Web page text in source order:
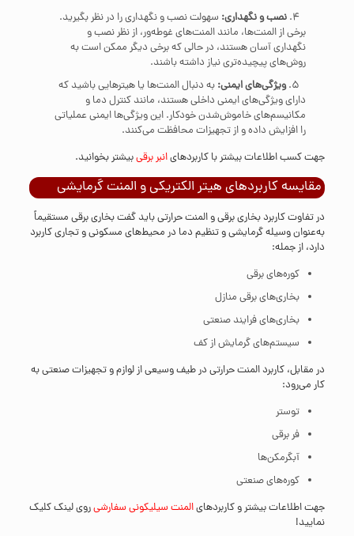
نصب و نگهداری: سهولت نصب و نگهداری را در نظر بگیرید.
برخی از المنت‌ها، مانند المنت‌های غوطه‌ور، از نظر نصب و
نگهداری آسان هستند، در حالی که برخی دیگر ممکن است به
روش‌های پیچیده‌تری نیاز داشته باشند.
ویژگی‌های ایمنی: به دنبال المنت‌ها یا هیترهایی باشید که
دارای ویژگی‌های ایمنی داخلی هستند، مانند کنترل دما و
مکانیسم‌های خاموش‌شدن خودکار. این ویژگی‌ها ایمنی عملیاتی
را افزایش داده و از تجهیزات محافظت می‌کنند.
جهت کسب اطلاعات بیشتر با کاربردهایانبر برقیبیشتر بخوانید.
مقایسه کاربردهای هیتر الکتریکی و المنت گرمایشی
در تفاوت کاربرد بخاری برقی و المنت حرارتی باید گفت بخاری برقی مستقیماً
به‌عنوان وسیله گرمایشی و تنظیم دما در محیط‌های مسکونی و تجاری کاربرد
دارد، از جمله:
کوره‌های برقی
بخاری‌های برقی منازل
بخاری‌های فرایند صنعتی
سیستم‌های گرمایش از کف
در مقابل، کاربرد المنت حرارتی در طیف وسیعی از لوازم و تجهیزات صنعتی به
کار می‌رود:
توستر
فر برقی
آبگرمکن‌ها
کوره‌های صنعتی
جهت اطلاعات بیشتر و کاربردهایالمنت سیلیکونی سفارشیروی لینک کلیک
نمایید!